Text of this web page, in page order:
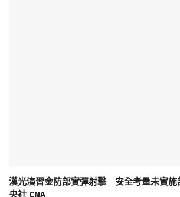
漢光演習金防部實彈射擊 安全考量未實施
央社 CNA